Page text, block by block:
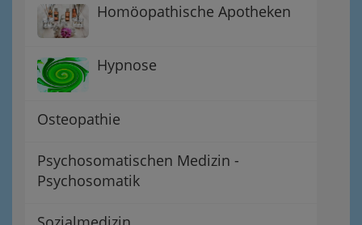
Homöopathische Apotheken
Hypnose
Osteopathie
Psychosomatischen Medizin -
Psychosomatik